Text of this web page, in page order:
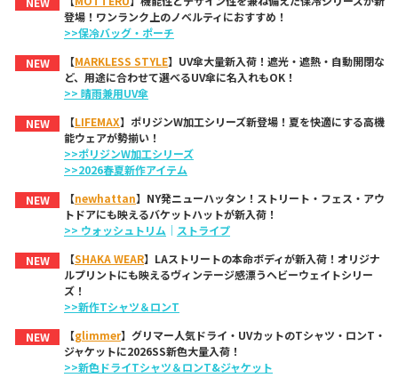
登場！ワンランク上のノベルティにおすすめ！
>>保冷バッグ・ポーチ
NEW
【MARKLESS STYLE】UV傘大量新入荷！遮光・遮熱・自動開閉な
ど、用途に合わせて選べるUV傘に名入れもOK！
>> 晴雨兼用UV傘
NEW
【LIFEMAX】ポリジンW加工シリーズ新登場！夏を快適にする高機
能ウェアが勢揃い！
>>ポリジンW加工シリーズ
>>2026春夏新作アイテム
NEW
【newhattan】NY発ニューハッタン！ストリート・フェス・アウ
トドアにも映えるバケットハットが新入荷！
>> ウォッシュトリム ｜ ストライプ
NEW
【SHAKA WEAR】LAストリートの本命ボディが新入荷！オリジナ
ルプリントにも映えるヴィンテージ感漂うヘビーウェイトシリー
ズ！
>>新作Tシャツ＆ロンT
NEW
【glimmer】グリマー人気ドライ・UVカットのTシャツ・ロンT・
ジャケットに2026SS新色大量入荷！
>>新色ドライTシャツ＆ロンT&ジャケット